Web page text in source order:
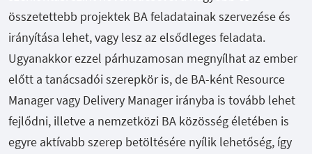
összetettebb projektek BA feladatainak szervezése és
irányítása lehet, vagy lesz az elsődleges feladata.
Ugyanakkor ezzel párhuzamosan megnyílhat az ember
előtt a tanácsadói szerepkör is, de BA-ként Resource
Manager vagy Delivery Manager irányba is tovább lehet
fejlődni, illetve a nemzetközi BA közösség életében is
egyre aktívabb szerep betöltésére nyílik lehetőség, így